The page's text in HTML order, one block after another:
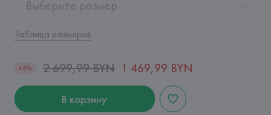
Выберите размер
Таблица размеров
46% 2 699,99 BYN 1 469,99 BYN
В корзину